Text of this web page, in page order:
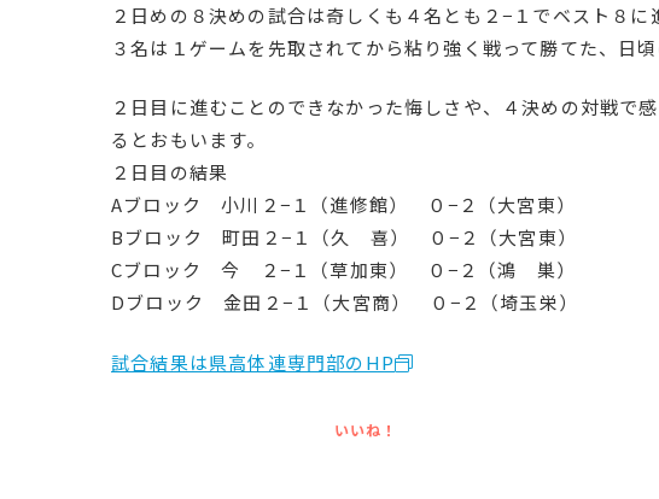
２日めの８決めの試合は奇しくも４名とも２−１でベスト８に
３名は１ゲームを先取されてから粘り強く戦って勝てた、日
２日目に進むことのできなかった悔しさや、４決めの対戦で
るとおもいます。
２日目の結果
Aブロック 小川２−１（進修館） ０−２（大宮東）
Bブロック 町田２−１（久 喜） ０−２（大宮東）
Cブロック 今 ２−１（草加東） ０−２（鴻 巣）
Dブロック 金田２−１（大宮商） ０−２（埼玉栄）
試合結果は県高体連専門部のHP
いいね！